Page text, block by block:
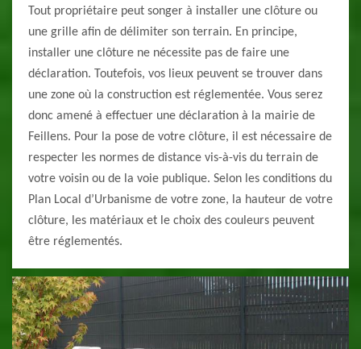
Tout propriétaire peut songer à installer une clôture ou
une grille afin de délimiter son terrain. En principe,
installer une clôture ne nécessite pas de faire une
déclaration. Toutefois, vos lieux peuvent se trouver dans
une zone où la construction est réglementée. Vous serez
donc amené à effectuer une déclaration à la mairie de
Feillens. Pour la pose de votre clôture, il est nécessaire de
respecter les normes de distance vis-à-vis du terrain de
votre voisin ou de la voie publique. Selon les conditions du
Plan Local d’Urbanisme de votre zone, la hauteur de votre
clôture, les matériaux et le choix des couleurs peuvent
être réglementés.